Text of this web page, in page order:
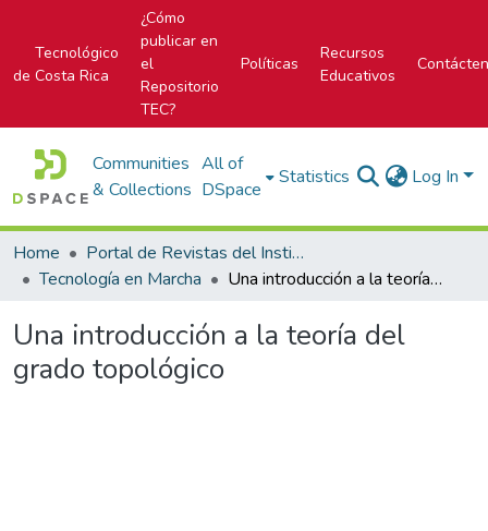
Tecnológico
de Costa Rica
¿Cómo
publicar en
el
Repositorio
TEC?
Políticas
Recursos
Educativos
Communities
& Collections
All of
DSpace
Statistics Log In
Home
Portal de Revistas del Instituto Tecnológico de Costa Rica
Tecnología en Marcha
Una introducción a la teoría del grado topológico
Una introducción a la teoría del
grado topológico